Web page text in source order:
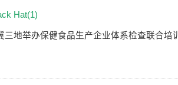
Hat(1)
三地举办保健食品生产企业体系检查联合培训